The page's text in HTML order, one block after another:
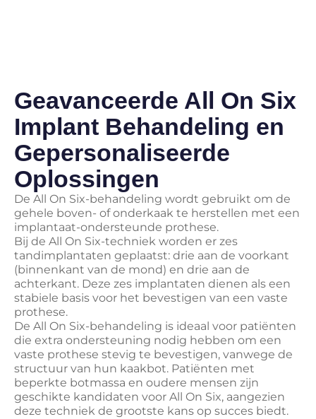
Geavanceerde All On Six
Implant Behandeling en
Gepersonaliseerde
Oplossingen
De All On Six-behandeling wordt gebruikt om de
gehele boven- of onderkaak te herstellen met een
implantaat-ondersteunde prothese.
Bij de All On Six-techniek worden er zes
tandimplantaten geplaatst: drie aan de voorkant
(binnenkant van de mond) en drie aan de
achterkant. Deze zes implantaten dienen als een
stabiele basis voor het bevestigen van een vaste
prothese.
De All On Six-behandeling is ideaal voor patiënten
die extra ondersteuning nodig hebben om een
vaste prothese stevig te bevestigen, vanwege de
structuur van hun kaakbot. Patiënten met
beperkte botmassa en oudere mensen zijn
geschikte kandidaten voor All On Six, aangezien
deze techniek de grootste kans op succes biedt.